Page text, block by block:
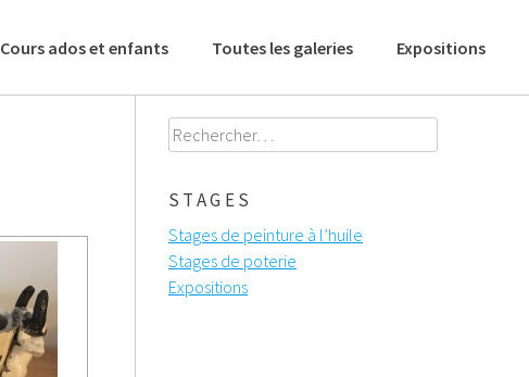
Cours ados et enfants Toutes les galeries Expositions
Rechercher :
STAGES
Stages de peinture à l’huile
Stages de poterie
Expositions